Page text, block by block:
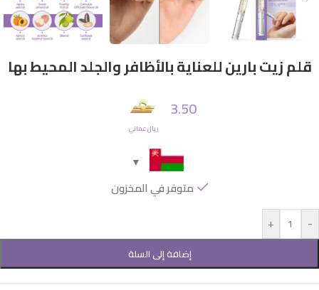
قلم زيت بارين للعناية بالأظافر والجلد المحيط بها
3.50
ريال عماني
متوفر في المخزون
-
+
إضافة إلى السلة